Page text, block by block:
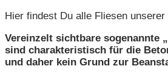
Hier findest Du alle Fliesen unserer
Vereinzelt sichtbare sogenannte
sind charakteristisch für die
und daher kein Grund zur